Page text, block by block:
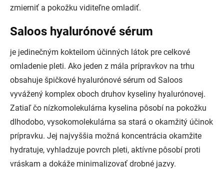
zmierniť a pokožku viditeľne omladiť.
Saloos hyalurónové sérum
je jedinečným kokteilom účinných látok pre celkové
omladenie pleti. Ako jeden z mála prípravkov na trhu
obsahuje špičkové hyalurónové sérum od Saloos
vyvážený komplex oboch druhov kyseliny hyalurónovej.
Zatiaľ čo nízkomolekulárna kyselina pôsobí na pokožku
dlhodobo, vysokomolekulárna sa stará o okamžitý účinok
prípravku. Jej najvyššia možná koncentrácia okamžite
hydratuje, vyhladzuje povrch pleti, aktívne pôsobí proti
vráskam a dokáže minimalizovať drobné jazvy.